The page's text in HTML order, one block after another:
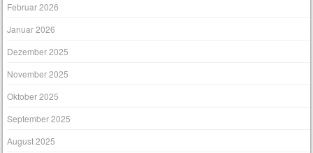
Februar 2026
Januar 2026
Dezember 2025
November 2025
Oktober 2025
September 2025
August 2025